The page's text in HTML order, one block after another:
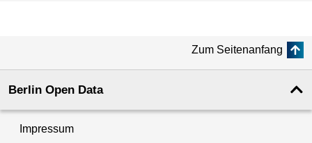
Zum Seitenanfang
Berlin Open Data
Impressum